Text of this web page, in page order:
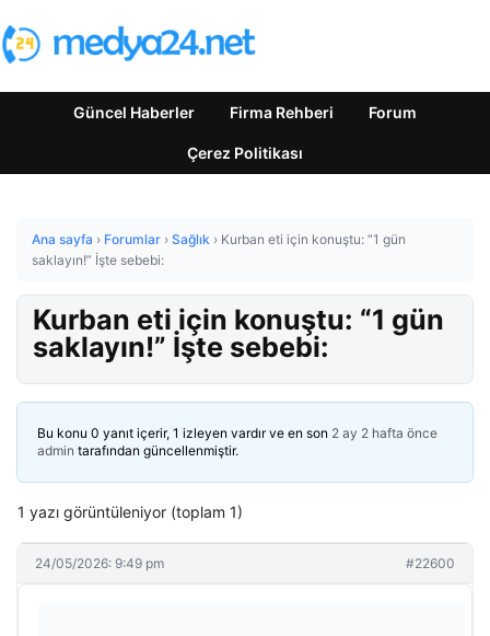
Güncel Haberler Firma Rehberi Forum
Çerez Politikası
Ana sayfa › Forumlar › Sağlık › Kurban eti için konuştu: “1 gün
saklayın!” İşte sebebi:
Kurban eti için konuştu: “1 gün
saklayın!” İşte sebebi:
Bu konu 0 yanıt içerir, 1 izleyen vardır ve en son 2 ay 2 hafta önce
admin tarafından güncellenmiştir.
1 yazı görüntüleniyor (toplam 1)
24/05/2026: 9:49 pm #22600